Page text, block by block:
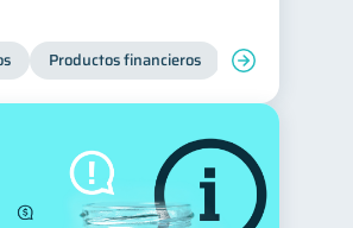
& Deberes 4
de Bancos 4
2
Productos financieros Manejo de